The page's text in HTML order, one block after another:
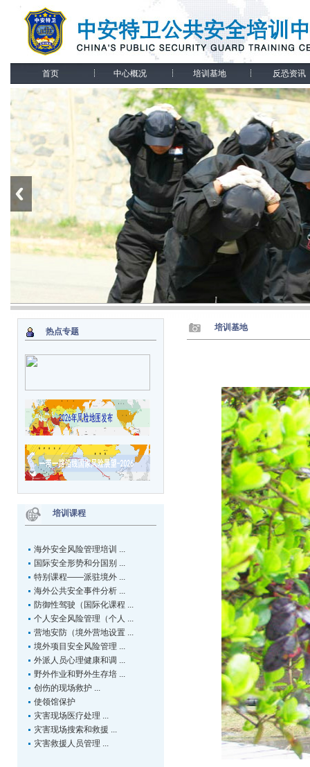
首页 中心概况 培训基地 反恐资讯
热点专题
培训课程
海外安全风险管理培训 ...
国际安全形势和分国别 ...
特别课程——派驻境外 ...
海外公共安全事件分析 ...
防御性驾驶（国际化课程 ...
个人安全风险管理（个人 ...
营地安防（境外营地设置 ...
境外项目安全风险管理 ...
外派人员心理健康和调 ...
野外作业和野外生存培 ...
创伤的现场救护 ...
使领馆保护
灾害现场医疗处理 ...
灾害现场搜索和救援 ...
灾害救援人员管理 ...
培训基地